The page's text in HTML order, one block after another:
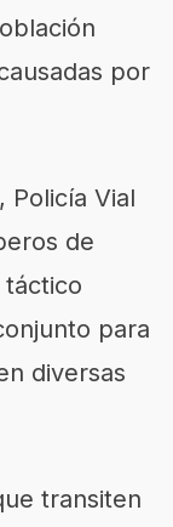
por
Policía Vial
de
táctico
para
diversas
transiten